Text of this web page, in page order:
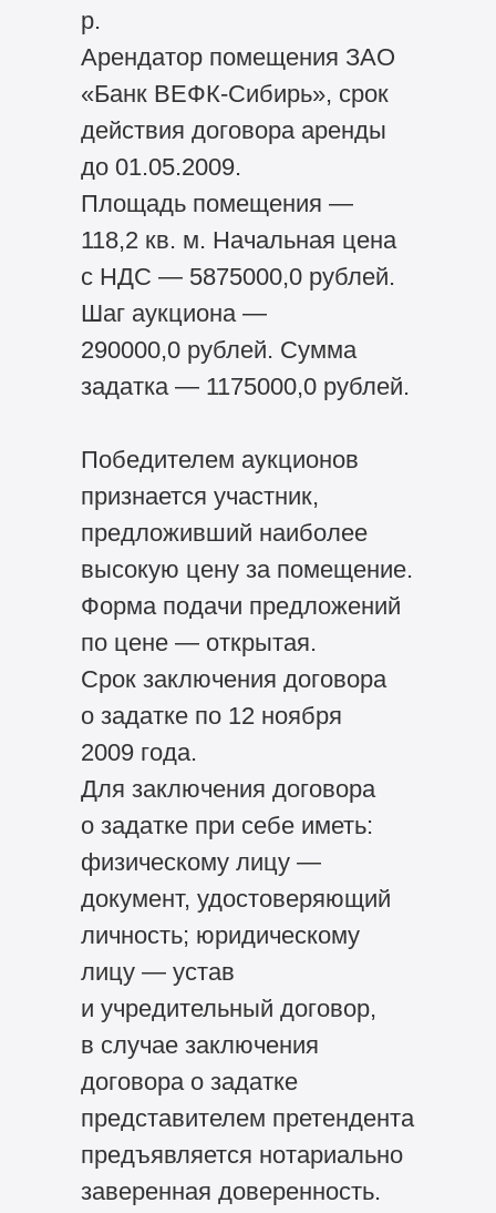
р.
Арендатор помещения ЗАО
«Банк ВЕФК-Сибирь», срок
действия договора аренды
до 01.05.2009.
Площадь помещения —
118,2 кв. м. Начальная цена
с НДС — 5875000,0 рублей.
Шаг аукциона —
290000,0 рублей. Сумма
задатка — 1175000,0 рублей.
Победителем аукционов
признается участник,
предложивший наиболее
высокую цену за помещение.
Форма подачи предложений
по цене — открытая.
Срок заключения договора
о задатке по 12 ноября
2009 года.
Для заключения договора
о задатке при себе иметь:
физическому лицу —
документ, удостоверяющий
личность; юридическому
лицу — устав
и учредительный договор,
в случае заключения
договора о задатке
представителем претендента
предъявляется нотариально
заверенная доверенность.